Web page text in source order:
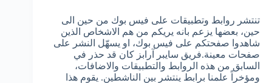
تنتشر روابط وتطبيقات على فيس بوك من حين الى
حين، بعضها يزعم بانه يريكم من هم الاشخاص الذين
شاهدوا صفحتكم على فيس بوك، او يسهّل النشر على
صفحات معينة.فريق سايبر آرابز كان قد حذر في
السابق من هذه الروابط والتطبيقات والاضافات،
ومؤخراً علمنا برابط ينتشر بين الناشطين. يقوم هذا